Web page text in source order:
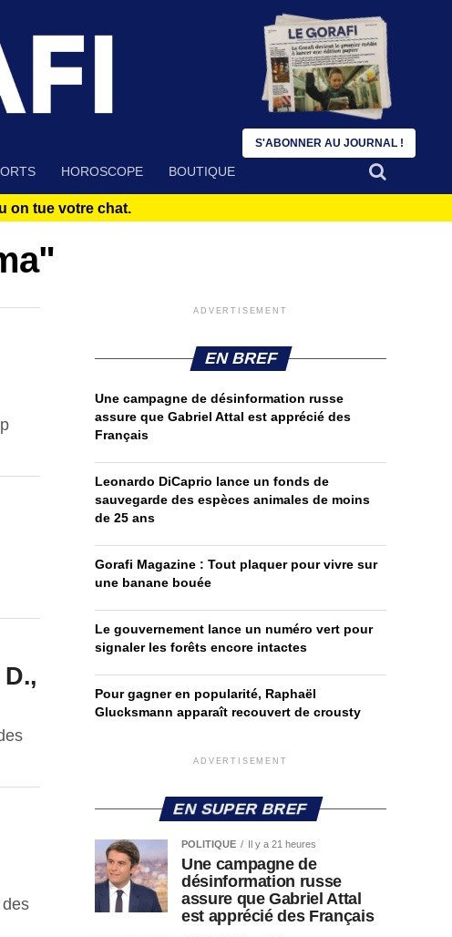
HOROSCOPE BOUTIQUE
on tue votre chat.
ADVERTISEMENT
EN BREF
Une campagne de désinformation russe
assure que Gabriel Attal est apprécié des
Français
Leonardo DiCaprio lance un fonds de
sauvegarde des espèces animales de moins
de 25 ans
Gorafi Magazine : Tout plaquer pour vivre sur
une banane bouée
Le gouvernement lance un numéro vert pour
signaler les forêts encore intactes
Pour gagner en popularité, Raphaël
Glucksmann apparaît recouvert de crousty
ADVERTISEMENT
EN SUPER BREF
POLITIQUE Il y a 21 heures
Une campagne de
désinformation russe
assure que Gabriel Attal
est apprécié des Français
S'ABONNER AU JOURNAL !